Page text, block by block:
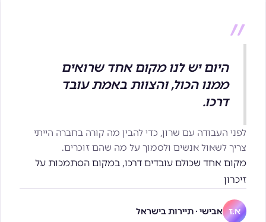
״
היום יש לנו מקום אחד שרואים
ממנו הכול, והצוות באמת עובד
דרכו.
לפני העבודה עם שרון, כדי להבין מה קורה בחברה הייתי
צריך לשאול אנשים ולסמוך על מה שהם זוכרים.
מקום אחד שכולם עובדים דרכו, במקום הסתמכות על
זיכרון
א.ז אבישי · תיירות בישראל